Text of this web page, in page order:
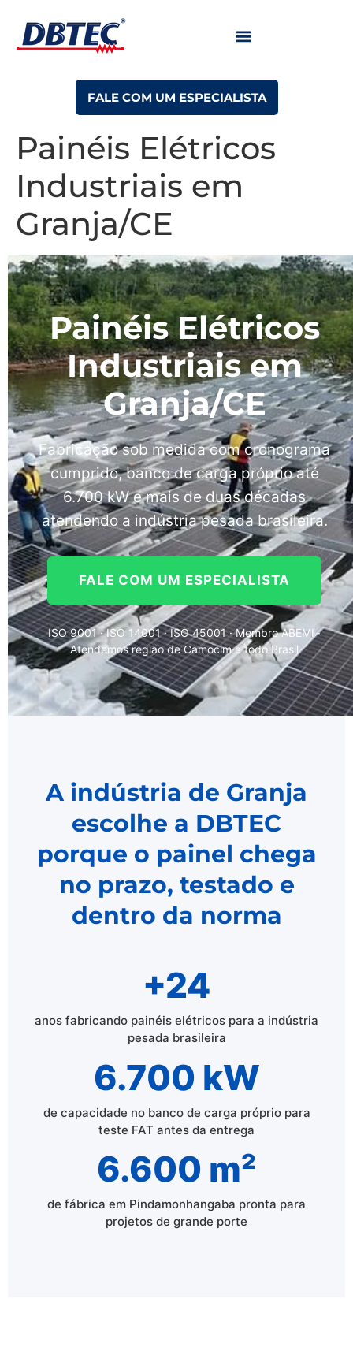
FALE COM UM ESPECIALISTA
Painéis Elétricos
Industriais em
Granja/CE
Painéis Elétricos
Industriais em
Granja/CE
Fabricação sob medida com cronograma
cumprido, banco de carga próprio até
6.700 kW e mais de duas décadas
atendendo a indústria pesada brasileira.
FALE COM UM ESPECIALISTA
ISO 9001 · ISO 14001 · ISO 45001 · Membro ABEMI ·
Atendemos região de Camocim e todo Brasil
A indústria de Granja
escolhe a DBTEC
porque o painel chega
no prazo, testado e
dentro da norma
+24
anos fabricando painéis elétricos para a indústria
pesada brasileira
6.700 kW
de capacidade no banco de carga próprio para
teste FAT antes da entrega
6.600 m²
de fábrica em Pindamonhangaba pronta para
projetos de grande porte